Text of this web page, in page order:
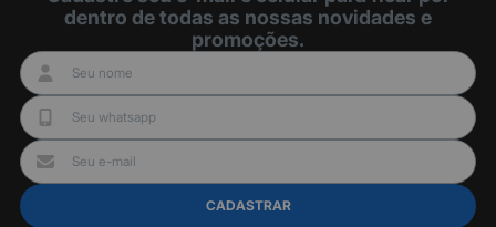
dentro de todas as nossas novidades e
promoções.
CADASTRAR